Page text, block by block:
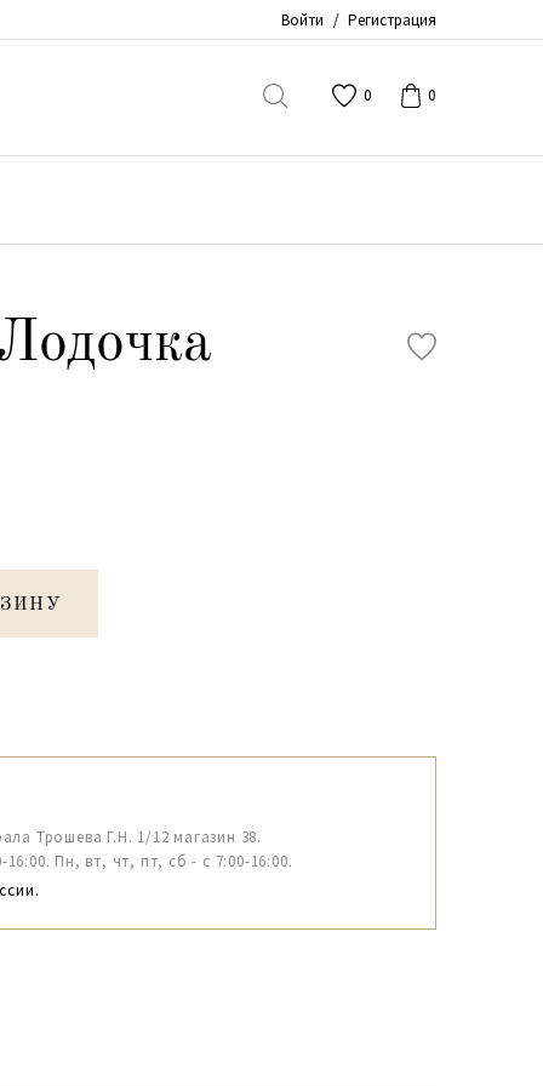
Войти / Регистрация
0 0
Трошева Г.Н. 1/12 магазин 38.
16:00. Пн, вт, чт, пт, сб - с 7:00-16:00.